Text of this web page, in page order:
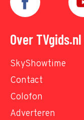
Over TVgids.nl
SkyShowtime
Contact
Colofon
Adverteren